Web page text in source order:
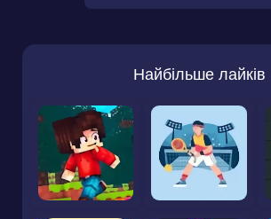
Найбільше лайків